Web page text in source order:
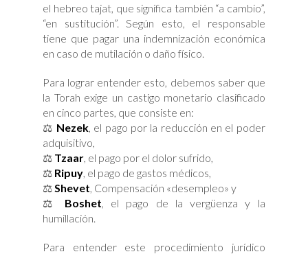
el hebreo tajat, que significa también “a cambio”,
“en sustitución”. Según esto, el responsable
tiene que pagar una indemnización económica
en caso de mutilación o daño físico.
Para lograr entender esto, debemos saber que
la Torah exige un castigo monetario clasificado
en cinco partes, que consiste en:
⚖ Nezek, el pago por la reducción en el poder
adquisitivo,
⚖ Tzaar, el pago por el dolor sufrido,
⚖ Ripuy, el pago de gastos médicos,
⚖Shevet, Compensación «desempleo» y
⚖ Boshet, el pago de la vergüenza y la
humillación.
Para entender este procedimiento jurídico